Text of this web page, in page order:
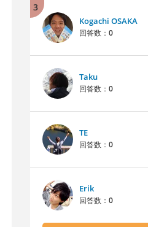
3
Kogachi OSAKA
回答数： 0
Taku
回答数： 0
TE
回答数： 0
Erik
回答数： 0